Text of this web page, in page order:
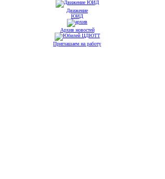
Движение
ЮИД
Архив новостей
Приглашаем на работу